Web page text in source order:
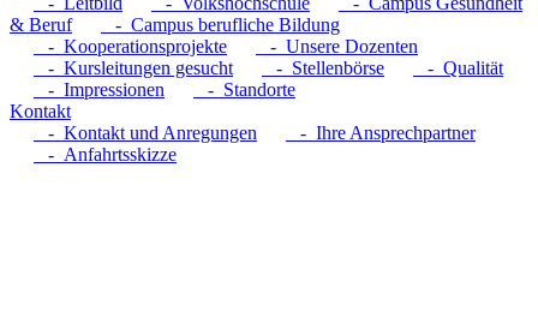
& Beruf
- Campus berufliche Bildung
- Kooperationsprojekte
- Unsere Dozenten
- Kursleitungen gesucht
- Stellenbörse
- Qualität
- Impressionen
- Standorte
Kontakt
- Kontakt und Anregungen
- Ihre Ansprechpartner
- Anfahrtsskizze